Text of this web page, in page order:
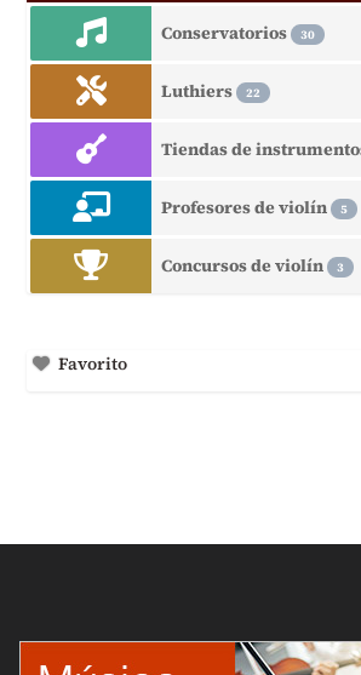
Conservatorios 30
Luthiers 22
Tiendas de
Profesores de violín 5
Concursos de violín 3
Favorito